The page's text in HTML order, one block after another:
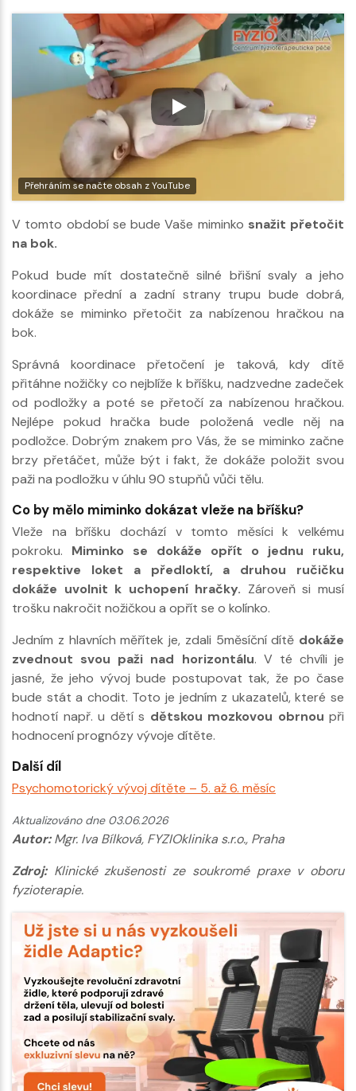
Přehráním se načte obsah z YouTube
V tomto období se bude Vaše miminko snažit přetočit
na bok.
Pokud bude mít dostatečně silné břišní svaly a jeho
koordinace přední a zadní strany trupu bude dobrá,
dokáže se miminko přetočit za nabízenou hračkou na
bok.
Správná koordinace přetočení je taková, kdy dítě
přitáhne nožičky co nejblíže k bříšku, nadzvedne zadeček
od podložky a poté se přetočí za nabízenou hračkou.
Nejlépe pokud hračka bude položená vedle něj na
podložce. Dobrým znakem pro Vás, že se miminko začne
brzy přetáčet, může být i fakt, že dokáže položit svou
paži na podložku v úhlu 90 stupňů vůči tělu.
Co by mělo miminko dokázat vleže na bříšku?
Vleže na bříšku dochází v tomto měsíci k velkému
pokroku. Miminko se dokáže opřít o jednu ruku,
respektive loket a předloktí, a druhou ručičku
dokáže uvolnit k uchopení hračky. Zároveň si musí
trošku nakročit nožičkou a opřít se o kolínko.
Jedním z hlavních měřítek je, zdali 5měsíční dítě dokáže
zvednout svou paži nad horizontálu. V té chvíli je
jasné, že jeho vývoj bude postupovat tak, že po čase
bude stát a chodit. Toto je jedním z ukazatelů, které se
hodnotí např. u dětí s dětskou mozkovou obrnou při
hodnocení prognózy vývoje dítěte.
Další díl
Psychomotorický vývoj dítěte – 5. až 6. měsíc
Aktualizováno dne 03.06.2026
Autor:Mgr. Iva Bílková, FYZIOklinika s.r.o., Praha
Zdroj:Klinické zkušenosti ze soukromé praxe v oboru
fyzioterapie.